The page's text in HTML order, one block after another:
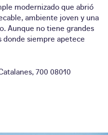
modernizado que abrió
ambiente joven y una
Aunque no tiene grandes
donde siempre apetece
700 08010